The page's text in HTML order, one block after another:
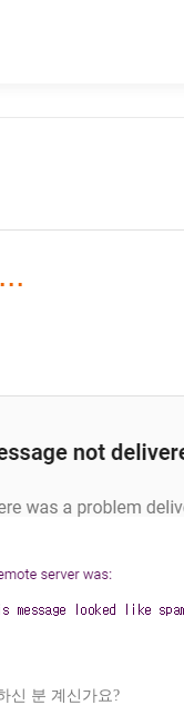
신 분 계신가요?